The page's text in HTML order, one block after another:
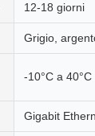
12-18 giorni
Grigio,
-10°C a 40°C
Gigabit